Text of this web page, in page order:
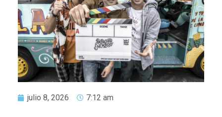
julio 8, 2026 7:12 am